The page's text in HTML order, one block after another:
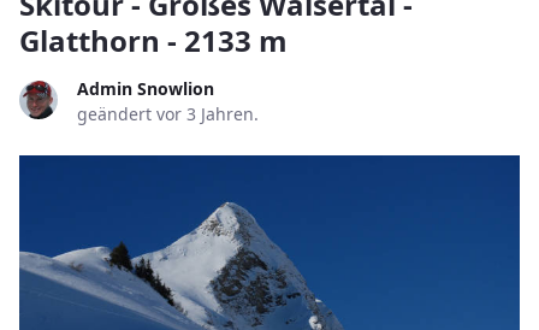
Glatthorn - 2133 m
Admin Snowlion
geändert vor 3 Jahren.